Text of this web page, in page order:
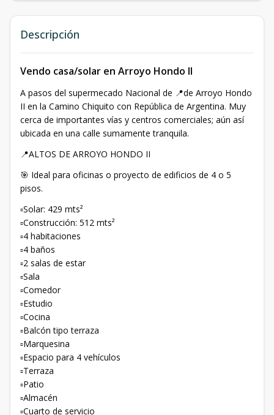
Descripción
Vendo casa/solar en Arroyo Hondo II
A pasos del supermecado Nacional de 📍de Arroyo Hondo
II en la Camino Chiquito con República de Argentina. Muy
cerca de importantes vías y centros comerciales; aún así
ubicada en una calle sumamente tranquila.
📍ALTOS DE ARROYO HONDO II
🎯 Ideal para oficinas o proyecto de edificios de 4 o 5
pisos.
▫️Solar: 429 mts²
▫️Construcción: 512 mts²
▫️4 habitaciones
▫️4 baños
▫️2 salas de estar
▫️Sala
▫️Comedor
▫️Estudio
▫️Cocina
▫️Balcón tipo terraza
▫️Marquesina
▫️Espacio para 4 vehículos
▫️Terraza
▫️Patio
▫️Almacén
▫️Cuarto de servicio